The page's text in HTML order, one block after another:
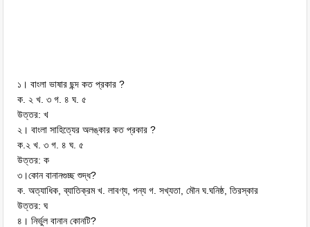
১। বাংলা ভাষার ছন্দ কত প্রকার ?
ক. ২ খ. ৩ গ. ৪ ঘ. ৫
উত্তর: খ
২। বাংলা সাহিত্যের অলঙ্কার কত প্রকার ?
ক.২ খ. ৩ গ. ৪ ঘ. ৫
উত্তর: ক
৩।কোন বানানগুচ্ছ শুদ্ধ?
ক. অত্যাধিক, ব্যাতিক্রম খ. লাবণ্য, পন্য গ. সখ্যতা, মৌন ঘ.ঘনিষ্ঠ, তিরস্কার
উত্তর: ঘ
৪। নির্ভুল বানান কোনটি?